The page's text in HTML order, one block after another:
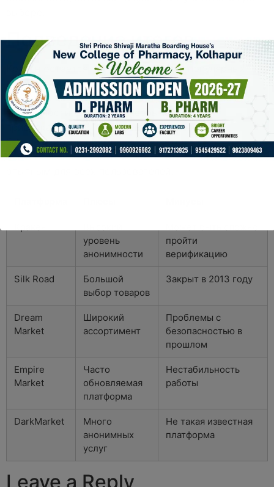
Подведение итогов
Кракен остаётся одним из наиболее популярных
выборов среди пользователей даркнета. Её
разнообразие товаров и услуг, а также уровень
анонимности, делают её необычайно
привлекательной. С учётом соблюдения
безопасности и применения советов выше,
использование кракен может стать безопасным
уровень
анонимности
пройти
верификацию
Silk Road
Большой
выбор товаров
Закрыт в 2013 году
Dream
Market
Широкий
ассортимент
Проблемы с
безопасностью в
прошлом
Empire
Market
Часто
обновляемая
платформа
Нестабильность
работы
DarkMarket
Много
анонимных
услуг
Не такая известная
платформа
Leave a Reply